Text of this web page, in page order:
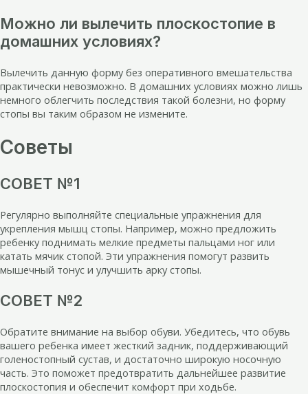
Можно ли вылечить плоскостопие в
домашних условиях?
Вылечить данную форму без оперативного вмешательства
практически невозможно. В домашних условиях можно лишь
немного облегчить последствия такой болезни, но форму
стопы вы таким образом не измените.
Советы
СОВЕТ №1
Регулярно выполняйте специальные упражнения для
укрепления мышц стопы. Например, можно предложить
ребенку поднимать мелкие предметы пальцами ног или
катать мячик стопой. Эти упражнения помогут развить
мышечный тонус и улучшить арку стопы.
СОВЕТ №2
Обратите внимание на выбор обуви. Убедитесь, что обувь
вашего ребенка имеет жесткий задник, поддерживающий
голеностопный сустав, и достаточно широкую носочную
часть. Это поможет предотвратить дальнейшее развитие
плоскостопия и обеспечит комфорт при ходьбе.